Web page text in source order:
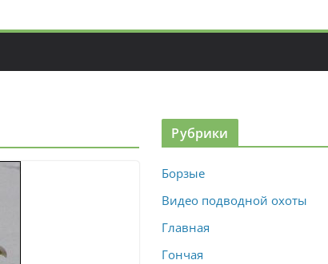
Рубрики
Борзые
Видео подводной охоты
Главная
Гончая